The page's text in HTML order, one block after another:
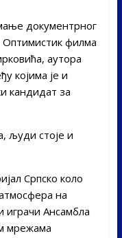
документрног
Оптимистик филма
аутора
којима је и
кандидат за
Српско коло
на
играчи Ансамбла
мрежама